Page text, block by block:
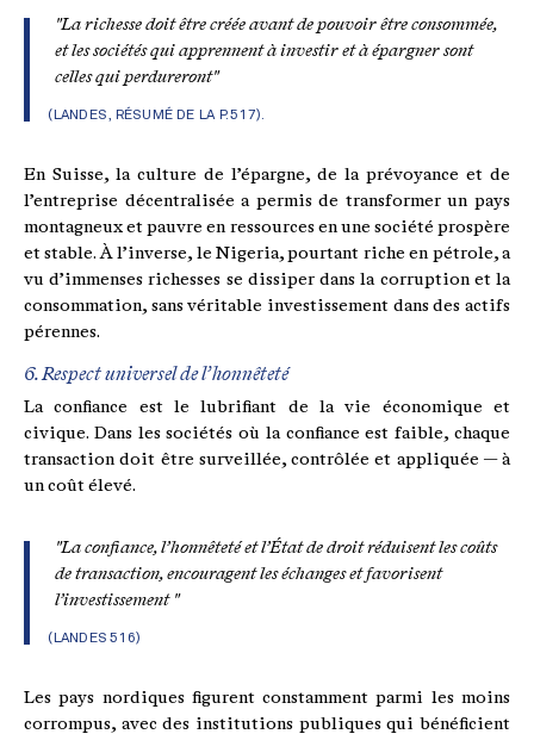
"La richesse doit être créée avant de pouvoir être consommée,
et les sociétés qui apprennent à investir et à épargner sont
celles qui perdureront"
(LANDES, RÉSUMÉ DE LA P. 517).
En Suisse, la culture de l’épargne, de la prévoyance et de
l’entreprise décentralisée a permis de transformer un pays
montagneux et pauvre en ressources en une société prospère
et stable. À l’inverse, le Nigeria, pourtant riche en pétrole, a
vu d’immenses richesses se dissiper dans la corruption et la
consommation, sans véritable investissement dans des actifs
pérennes.
6. Respect universel de l’honnêteté
La confiance est le lubrifiant de la vie économique et
civique. Dans les sociétés où la confiance est faible, chaque
transaction doit être surveillée, contrôlée et appliquée — à
un coût élevé.
"La confiance, l’honnêteté et l’État de droit réduisent les coûts
de transaction, encouragent les échanges et favorisent
l’investissement "
(LANDES 516)
Les pays nordiques figurent constamment parmi les moins
corrompus, avec des institutions publiques qui bénéficient